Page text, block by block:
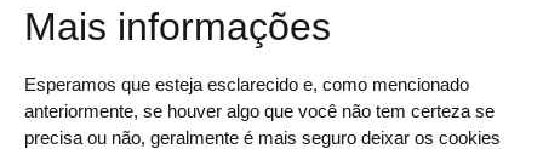
Mais informações
Esperamos que esteja esclarecido e, como mencionado
anteriormente, se houver algo que você não tem certeza se
precisa ou não, geralmente é mais seguro deixar os cookies